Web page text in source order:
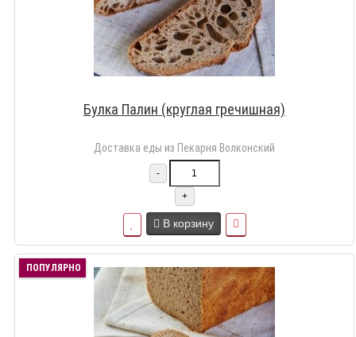
Булка Палин (круглая гречишная)
Доставка еды из Пекарня Волконский
-
+
В корзину
ПОПУЛЯРНО